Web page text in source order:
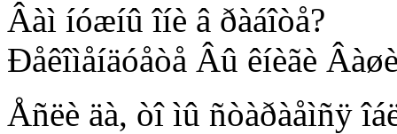
Âàì íóæíû îíè â ðàáîòå?
Ðåêîìåíäóåòå Âû êíèãè
Åñëè äà, òî ìû ñòàðàåìñÿ